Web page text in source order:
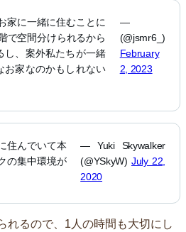
家に一緒に住むことに
で空間分けられるから
し、案外私たちが一緒
お家なのかもしれない
—
(@jsmr6_)
February
2, 2023
住んでいて本
の集中環境が
— Yuki Skywalker
(@YSkyW) July 22,
2020
れるので、1人の時間も大切にし